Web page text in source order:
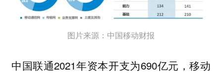
图片来源：中国移动财报
中国联通2021年资本开支为690亿元，移动